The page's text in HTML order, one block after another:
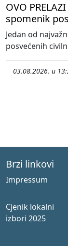
OVO
spomenik
Jedan od
posvećenih
03.08.2026. u
Brzi linkovi
Impressum
Cjenik lokalni
izbori 2025